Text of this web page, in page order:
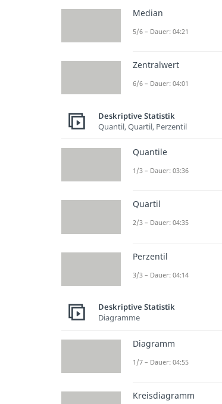
Median
5/6 – Dauer: 04:21
Zentralwert
6/6 – Dauer: 04:01
Deskriptive Statistik
Quantil, Quartil, Perzentil
Quantile
1/3 – Dauer: 03:36
Quartil
2/3 – Dauer: 04:35
Perzentil
3/3 – Dauer: 04:14
Deskriptive Statistik
Diagramme
Diagramm
1/7 – Dauer: 04:55
Kreisdiagramm